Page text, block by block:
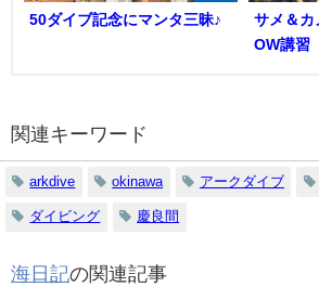
50ダイブ記念にマンタ三昧♪
サメ＆カ
OW講習
関連キーワード
arkdive okinawa アークダイブ
ダイビング 慶良間
海日記の関連記事